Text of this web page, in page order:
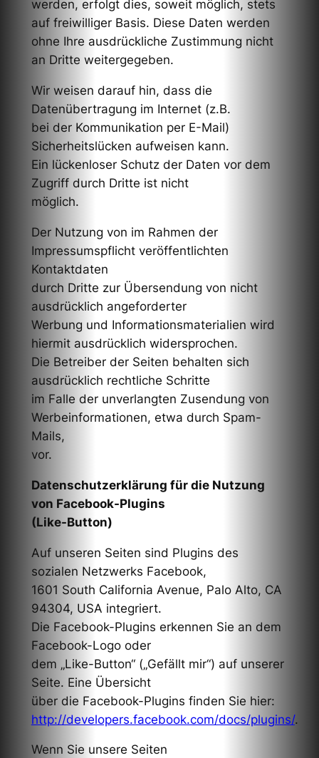
werden, erfolgt dies, soweit möglich, stets
auf freiwilliger Basis. Diese Daten werden
ohne Ihre ausdrückliche Zustimmung nicht
an Dritte weitergegeben.
Wir weisen darauf hin, dass die
Datenübertragung im Internet (z.B.
bei der Kommunikation per E-Mail)
Sicherheitslücken aufweisen kann.
Ein lückenloser Schutz der Daten vor dem
Zugriff durch Dritte ist nicht
möglich.
Der Nutzung von im Rahmen der
Impressumspflicht veröffentlichten
Kontaktdaten
durch Dritte zur Übersendung von nicht
ausdrücklich angeforderter
Werbung und Informationsmaterialien wird
hiermit ausdrücklich widersprochen.
Die Betreiber der Seiten behalten sich
ausdrücklich rechtliche Schritte
im Falle der unverlangten Zusendung von
Werbeinformationen, etwa durch Spam-
Mails,
vor.
Datenschutzerklärung für die Nutzung
von Facebook-Plugins
(Like-Button)
Auf unseren Seiten sind Plugins des
sozialen Netzwerks Facebook,
1601 South California Avenue, Palo Alto, CA
94304, USA integriert.
Die Facebook-Plugins erkennen Sie an dem
Facebook-Logo oder
dem „Like-Button“ („Gefällt mir“) auf unserer
Seite. Eine Übersicht
über die Facebook-Plugins finden Sie hier:
http://developers.facebook.com/docs/plugins/.
Wenn Sie unsere Seiten